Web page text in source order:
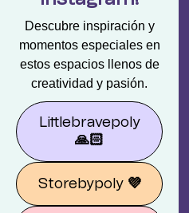
Descubre inspiración y
momentos especiales en
estos espacios llenos de
creatividad y pasión.
Littlebravepoly
🙏🏻
Storebypoly 💜